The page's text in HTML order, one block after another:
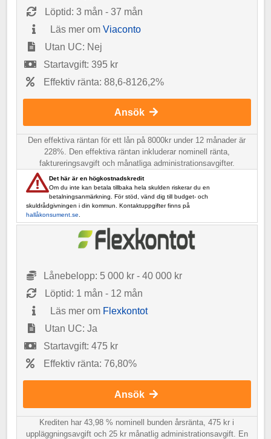
Löptid: 3 mån - 37 mån
Läs mer om Viaconto
Utan UC: Nej
Startavgift: 395 kr
Effektiv ränta: 88,6-8126,2%
Ansök
Den effektiva räntan för ett lån på 8000kr under 12 månader är
228%. Den effektiva räntan inkluderar nominell ränta,
faktureringsavgift och månatliga administrationsavgifter.
Det här är en högkostnadskredit
Om du inte kan betala tillbaka hela skulden riskerar du en
betalningsanmärkning. För stöd, vänd dig till budget- och
skuldrådgivningen i din kommun. Kontaktuppgifter finns på
hallåkonsument.se
Lånebelopp: 5 000 kr - 40 000 kr
Löptid: 1 mån - 12 mån
Läs mer om Flexkontot
Utan UC: Ja
Startavgift: 475 kr
Effektiv ränta: 76,80%
Ansök
Krediten har 43,98 % nominell bunden årsränta, 475 kr i
uppläggningsavgift och 25 kr månatlig administrationsavgift. En